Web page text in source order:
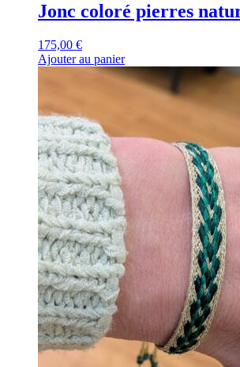
Jonc coloré pierres
175,00 €
Ajouter au panier